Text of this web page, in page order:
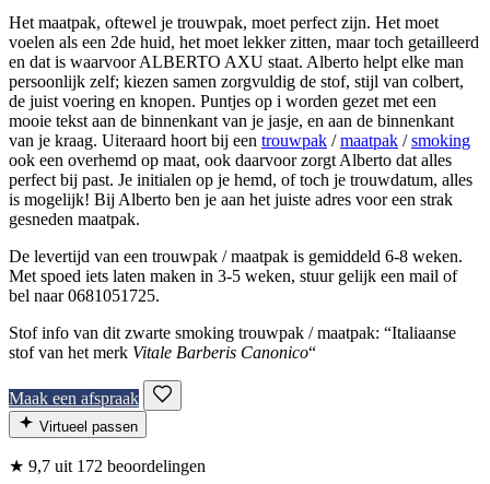
Het maatpak, oftewel je trouwpak, moet perfect zijn. Het moet
voelen als een 2de huid, het moet lekker zitten, maar toch getailleerd
en dat is waarvoor ALBERTO AXU staat. Alberto helpt elke man
persoonlijk zelf; kiezen samen zorgvuldig de stof, stijl van colbert,
de juist voering en knopen. Puntjes op i worden gezet met een
mooie tekst aan de binnenkant van je jasje, en aan de binnenkant
van je kraag. Uiteraard hoort bij een trouwpak /maatpak /smoking
ook een overhemd op maat, ook daarvoor zorgt Alberto dat alles
perfect bij past. Je initialen op je hemd, of toch je trouwdatum, alles
is mogelijk! Bij Alberto ben je aan het juiste adres voor een strak
gesneden maatpak.
De levertijd van een trouwpak / maatpak is gemiddeld 6-8 weken.
Met spoed iets laten maken in 3-5 weken, stuur gelijk een mail of
bel naar 0681051725.
Stof info van dit zwarte smoking trouwpak / maatpak: “Italiaanse
stof van het merk Vitale Barberis Canonico“
Maak een afspraak
Virtueel passen
★ 9,7 uit 172 beoordelingen